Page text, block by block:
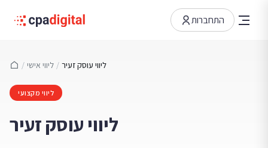
התחברות
/ ליווי אישי / ליווי עוסק זעיר
ליווי מקצועי
ליווי עוסק זעיר